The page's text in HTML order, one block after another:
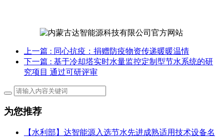
上一篇 : 同心抗疫：捐赠防疫物资传递暖暖温情
下一篇 : 基于冷却塔实时水量监控定制型节水系统的研
究项目 通过可研评审
为您推荐
【水利部】达智能源入选节水先进成熟适用技术设备名